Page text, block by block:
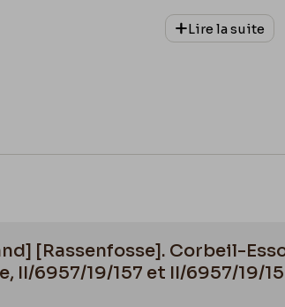
Les Fleurs du mal). Il
, que l'on peut considérer comme
Lire la suite
[Rassenfosse]. Corbeil-
II/6957/19/157 et II/6957/19/